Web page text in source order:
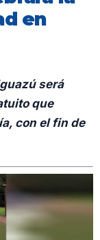
en
será
que
con el fin de